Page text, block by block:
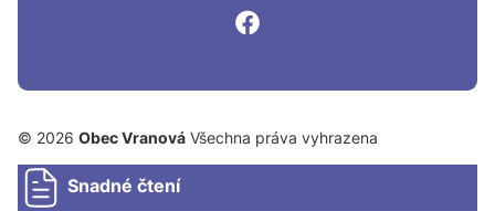
© 2026 Obec Vranová Všechna práva vyhrazena
Snadné čtení